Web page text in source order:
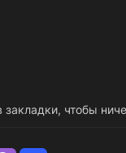
закладки, чтобы